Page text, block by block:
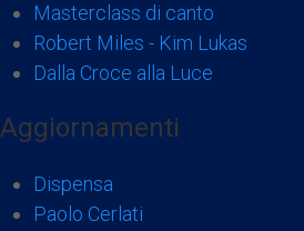
Masterclass di canto
Robert Miles - Kim Lukas
Dalla Croce alla Luce
Aggiornamenti
Dispensa
Paolo Cerlati